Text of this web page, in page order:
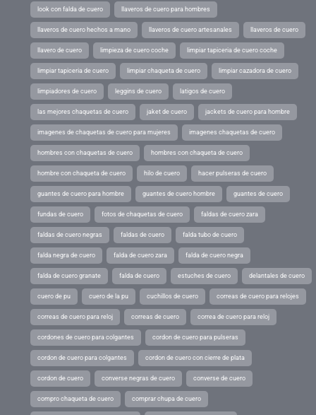
look con falda de cuero llaveros de cuero para hombres
llaveros de cuero hechos a mano llaveros de cuero artesanales llaveros de cuero
llavero de cuero limpieza de cuero coche limpiar tapiceria de cuero coche
limpiar tapiceria de cuero limpiar chaqueta de cuero limpiar cazadora de cuero
limpiadores de cuero leggins de cuero latigos de cuero
las mejores chaquetas de cuero jaket de cuero jackets de cuero para hombre
imagenes de chaquetas de cuero para mujeres imagenes chaquetas de cuero
hombres con chaquetas de cuero hombres con chaqueta de cuero
hombre con chaqueta de cuero hilo de cuero hacer pulseras de cuero
guantes de cuero para hombre guantes de cuero hombre guantes de cuero
fundas de cuero fotos de chaquetas de cuero faldas de cuero zara
faldas de cuero negras faldas de cuero falda tubo de cuero
falda negra de cuero falda de cuero zara falda de cuero negra
falda de cuero granate falda de cuero estuches de cuero delantales de cuero
cuero de pu cuero de la pu cuchillos de cuero correas de cuero para relojes
correas de cuero para reloj correas de cuero correa de cuero para reloj
cordones de cuero para colgantes cordon de cuero para pulseras
cordon de cuero para colgantes cordon de cuero con cierre de plata
cordon de cuero converse negras de cuero converse de cuero
compro chaqueta de cuero comprar chupa de cuero